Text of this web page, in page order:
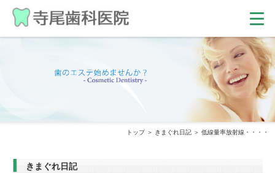
トップ きまぐれ日記 低線量率放射線・・・・
きまぐれ日記